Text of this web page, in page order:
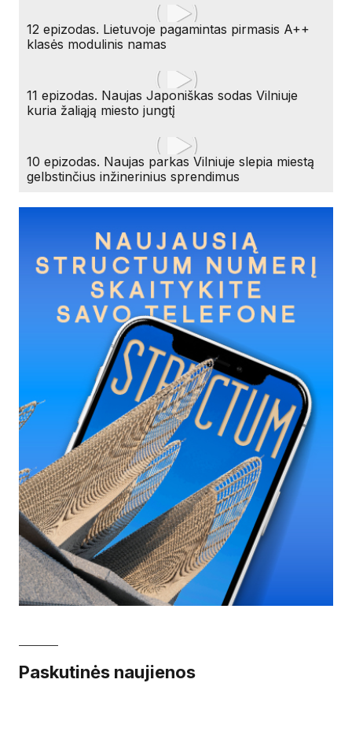
12 epizodas. Lietuvoje pagamintas pirmasis A++
klasės modulinis namas
11 epizodas. Naujas Japoniškas sodas Vilniuje
kuria žaliąją miesto jungtį
10 epizodas. Naujas parkas Vilniuje slepia miestą
gelbstinčius inžinerinius sprendimus
Paskutinės naujienos